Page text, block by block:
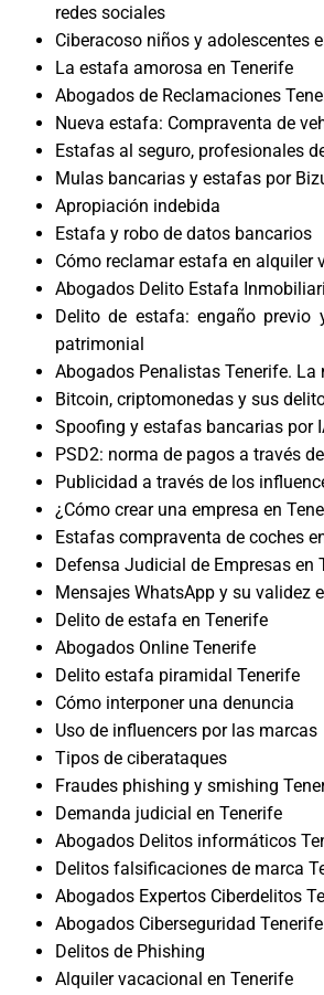
redes sociales
Ciberacoso niños y adolescentes
La estafa amorosa en Tenerife
Abogados de Reclamaciones
Nueva estafa: Compraventa de
Estafas al seguro, profesionales
Mulas bancarias y estafas por
Apropiación indebida
Estafa y robo de datos bancarios
Cómo reclamar estafa en alquiler
Abogados Delito Estafa
Delito de estafa: engaño previo
patrimonial
Abogados Penalistas Tenerife. La
Bitcoin, criptomonedas y sus
Spoofing y estafas bancarias por
PSD2: norma de pagos a través
Publicidad a través de los
¿Cómo crear una empresa en
Estafas compraventa de coches
Defensa Judicial de Empresas en
Mensajes WhatsApp y su validez
Delito de estafa en Tenerife
Abogados Online Tenerife
Delito estafa piramidal Tenerife
Cómo interponer una denuncia
Uso de influencers por las marcas
Tipos de ciberataques
Fraudes phishing y smishing
Demanda judicial en Tenerife
Abogados Delitos informáticos
Delitos falsificaciones de marca
Abogados Expertos Ciberdelitos
Abogados Ciberseguridad Tenerife
Delitos de Phishing
Alquiler vacacional en Tenerife